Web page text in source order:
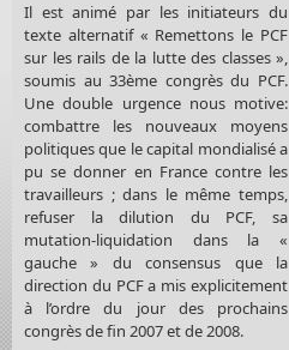
Il est animé par les initiateurs du
texte alternatif « Remettons le PCF
sur les rails de la lutte des classes »,
soumis au 33ème congrès du PCF.
Une double urgence nous motive:
combattre les nouveaux moyens
politiques que le capital mondialisé a
pu se donner en France contre les
travailleurs ; dans le même temps,
refuser la dilution du PCF, sa
mutation-liquidation dans la «
gauche » du consensus que la
direction du PCF a mis explicitement
à l’ordre du jour des prochains
congrès de fin 2007 et de 2008.